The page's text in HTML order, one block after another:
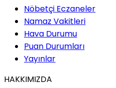
Nöbetçi Eczaneler
Namaz Vakitleri
Hava Durumu
Puan Durumları
Yayınlar
HAKKIMIZDA